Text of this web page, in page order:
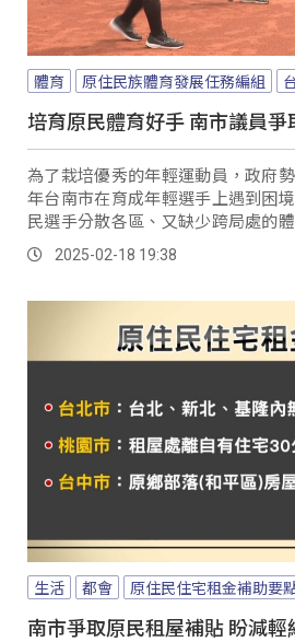
體育 原住民族體育發展任務編組
培育原民體育好手 南市議員爭
為了栽培優秀的年輕運動員，政府
年台南市在育成年輕選手上遇到困
民選手分散各區、又缺少跨局處的
位議員連署，請市府研議成立原住
提案人議員Ingay...。
2025-02-18 19:38
生活 都會 原住民住宅租金補助要
南市爭取原民租屋補貼 盼減輕